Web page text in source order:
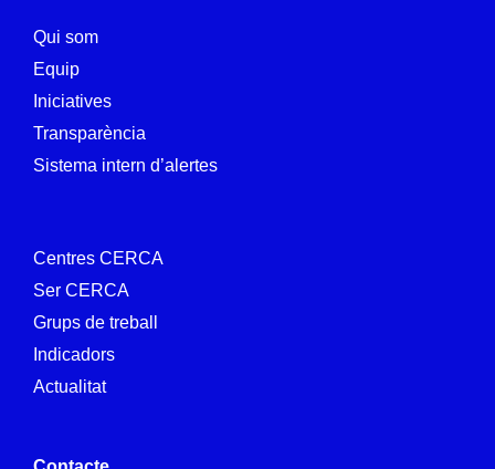
Qui som
Equip
Iniciatives
Transparència
Sistema intern d’alertes
Centres CERCA
Ser CERCA
Grups de treball
Indicadors
Actualitat